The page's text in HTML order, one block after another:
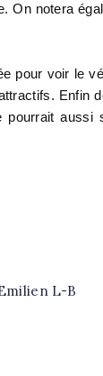
On notera
pour voir le
Enfin
pourrait
L-B